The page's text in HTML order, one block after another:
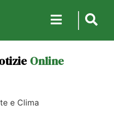
Online
e Clima